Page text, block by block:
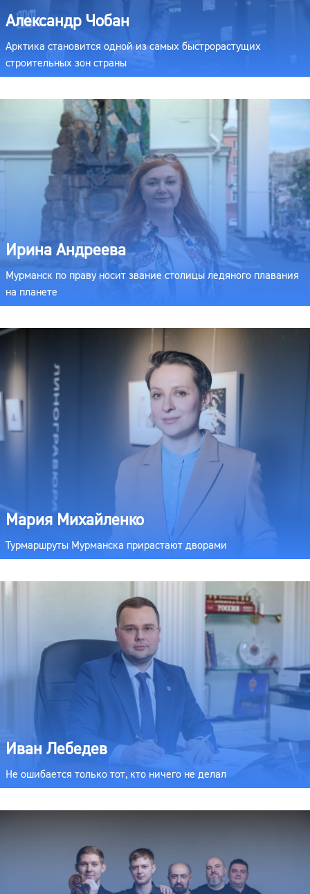
Александр Чобан
Арктика становится одной из самых быстрорастущих
строительных зон страны
Ирина Андреева
Мурманск по праву носит звание столицы ледяного плавания
на планете
Мария Михайленко
Турмаршруты Мурманска прирастают дворами
Иван Лебедев
Не ошибается только тот, кто ничего не делал